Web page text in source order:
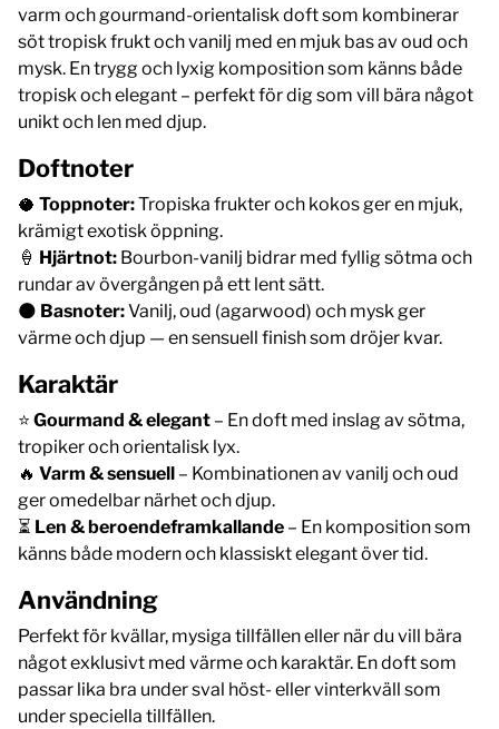
varm och gourmand-orientalisk doft som kombinerar
söt tropisk frukt och vanilj med en mjuk bas av oud och
mysk. En trygg och lyxig komposition som känns både
tropisk och elegant – perfekt för dig som vill bära något
unikt och len med djup.
Doftnoter
🥥 Toppnoter:Tropiska frukter och kokos ger en mjuk,
krämigt exotisk öppning.
🍦 Hjärtnot: Bourbon-vanilj bidrar med fyllig sötma och
rundar av övergången på ett lent sätt.
🌑 Basnoter:Vanilj, oud (agarwood) och mysk ger
värme och djup — en sensuell finish som dröjer kvar.
Karaktär
⭐ Gourmand & elegant – En doft med inslag av sötma,
tropiker och orientalisk lyx.
🔥 Varm & sensuell – Kombinationen av vanilj och oud
ger omedelbar närhet och djup.
⏳ Len & beroendeframkallande – En komposition som
känns både modern och klassiskt elegant över tid.
Användning
Perfekt för kvällar, mysiga tillfällen eller när du vill bära
något exklusivt med värme och karaktär. En doft som
passar lika bra under sval höst- eller vinterkväll som
under speciella tillfällen.